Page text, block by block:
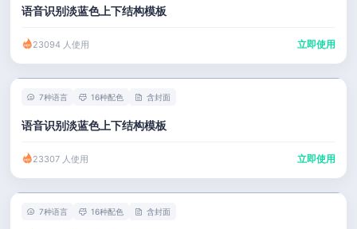
语音识别淡蓝色上下结构模板
23094 人使用 立即使用
7种语言 16种配色 含封面
语音识别淡蓝色上下结构模板
23307 人使用 立即使用
7种语言 16种配色 含封面